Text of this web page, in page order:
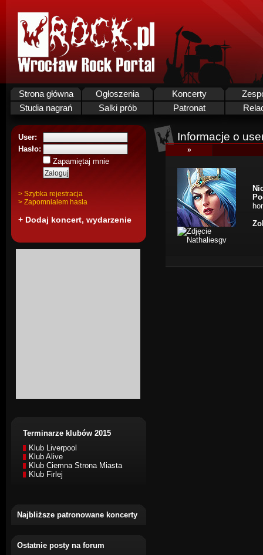
Strona główna Ogłoszenia Koncerty
Studia nagrań
Salki prób Patronat
User:
Hasło:
Zapamiętaj mnie
> Szybka rejestracja
> Zapomnialem hasla
+ Dodaj koncert, wydarzenie
Terminarze klubów 2015
Klub Liverpool
Klub Alive
Klub Ciemna Strona Miasta
Klub Firlej
Najbliższe patronowane koncerty
Ostatnie posty na forum
Informacje o
»